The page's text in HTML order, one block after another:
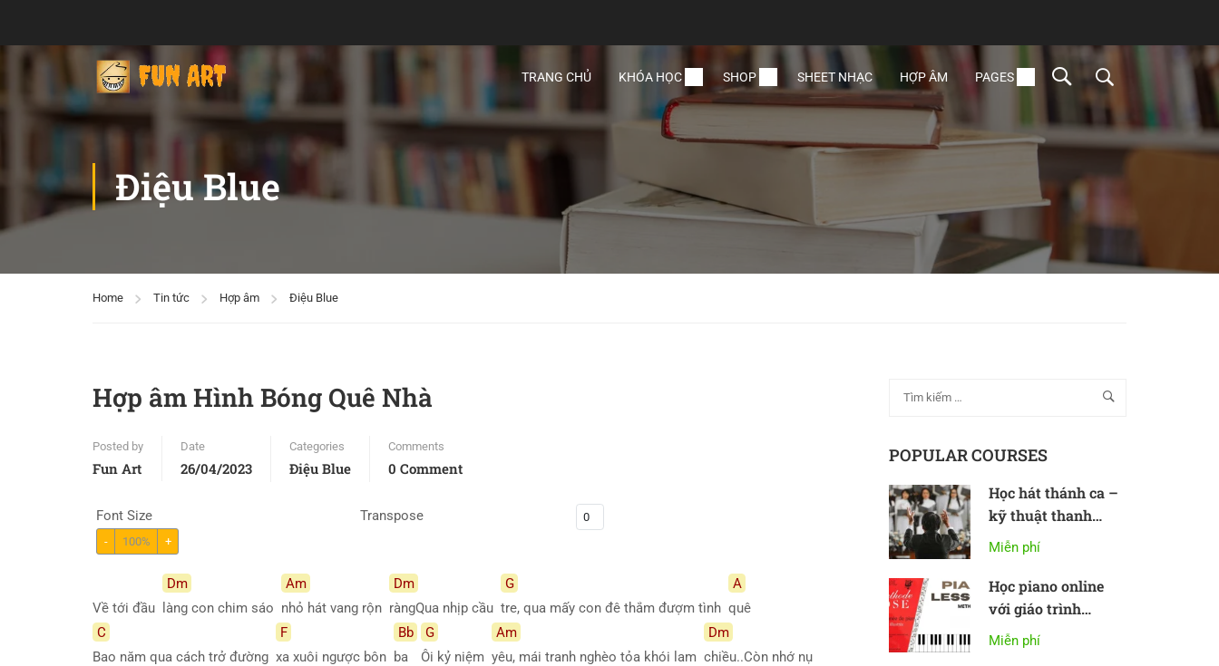
TRANG CHỦ KHÓA HỌC SHOP SHEET NHẠC HỢP ÂM PAGES
Điệu Blue
Home Tin tức Hợp âm Điệu Blue
Hợp âm Hình Bóng Quê Nhà
Posted by
Fun Art
Date
26/04/2023
Categories
Điệu Blue
Comments
0 Comment
Font Size
- 100% +
Transpose
Về tới đầu
Dm
làng con chim sáo
Am
nhỏ hát vang rộn
Dm
ràngQua nhịp cầu
G
tre, qua mấy con đê thắm đượm tình
A
quê
C
Bao năm qua cách trở đường
F
xa xuôi ngược bôn
Bb
ba
G
Ôi kỷ niệm
Am
yêu, mái tranh nghèo tỏa khói lam
Dm
chiều..Còn nhớ nụ
POPULAR COURSES
Học hát thánh ca –
kỹ thuật thanh
nhạc cơ bản
Miễn phí
Học piano online
với giáo trình
Methode Rose
Miễn phí